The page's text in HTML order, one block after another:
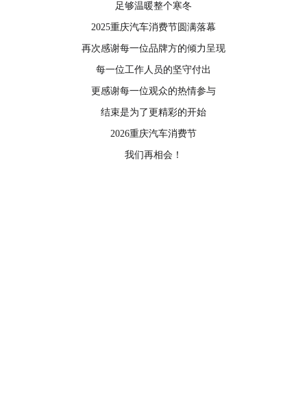
足够温暖整个寒冬
2025重庆汽车消费节圆满落幕
再次感谢每一位品牌方的倾力呈现
每一位工作人员的坚守付出
更感谢每一位观众的热情参与
结束是为了更精彩的开始
2026重庆汽车消费节
我们再相会！